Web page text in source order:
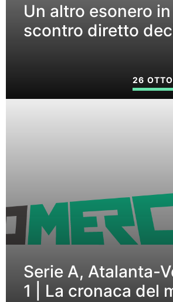
Un altro esonero
scontro diretto
26
Serie A, Atalanta-
1 | La cronaca del